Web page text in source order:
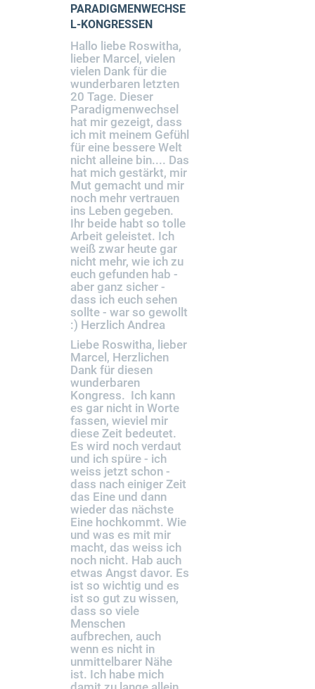
PARADIGMENWECHSE
L-KONGRESSEN
Hallo liebe Roswitha,
lieber Marcel, vielen
vielen Dank für die
wunderbaren letzten
20 Tage. Dieser
Paradigmenwechsel
hat mir gezeigt, dass
ich mit meinem Gefühl
für eine bessere Welt
nicht alleine bin.... Das
hat mich gestärkt, mir
Mut gemacht und mir
noch mehr vertrauen
ins Leben gegeben.
Ihr beide habt so tolle
Arbeit geleistet. Ich
weiß zwar heute gar
nicht mehr, wie ich zu
euch gefunden hab -
aber ganz sicher -
dass ich euch sehen
sollte - war so gewollt
:) Herzlich Andrea
Liebe Roswitha, lieber
Marcel, Herzlichen
Dank für diesen
wunderbaren
Kongress. Ich kann
es gar nicht in Worte
fassen, wieviel mir
diese Zeit bedeutet.
Es wird noch verdaut
und ich spüre - ich
weiss jetzt schon -
dass nach einiger Zeit
das Eine und dann
wieder das nächste
Eine hochkommt. Wie
und was es mit mir
macht, das weiss ich
noch nicht. Hab auch
etwas Angst davor. Es
ist so wichtig und es
ist so gut zu wissen,
dass so viele
Menschen
aufbrechen, auch
wenn es nicht in
unmittelbarer Nähe
ist. Ich habe mich